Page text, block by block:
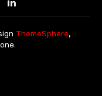
LinkedIn
ThemeSphere,